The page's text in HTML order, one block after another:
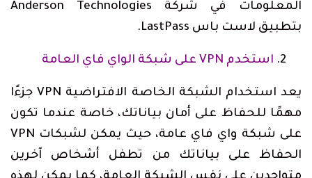
المعلومات في شركة Anderson Technologies
بتطبيق لاست باس LastPass.
استخدم VPN على شبكة الواي فاي العامة
يعد استخدام الشبكة الخاصة الافتراضية VPN جزءًا
مهمًا للحفاظ على أمان بياناتك، خاصة عندما تكون
على شبكة واي فاي عامة، حيث يمكن لشبكات VPN
الحفاظ على بياناتك من تطفل أشخاص آخرين